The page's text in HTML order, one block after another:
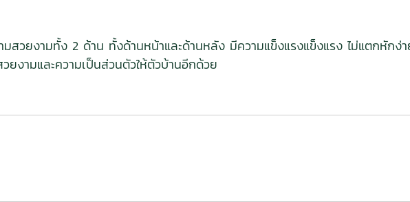
ามสวยงามทั้ง 2 ด้าน ทั้งด้านหน้าและด้านหลัง มีความแข็งแรงแข็งแรง ไม่แตกหั
ยงามและความเป็นส่วนตัวให้ตัวบ้านอีกด้วย